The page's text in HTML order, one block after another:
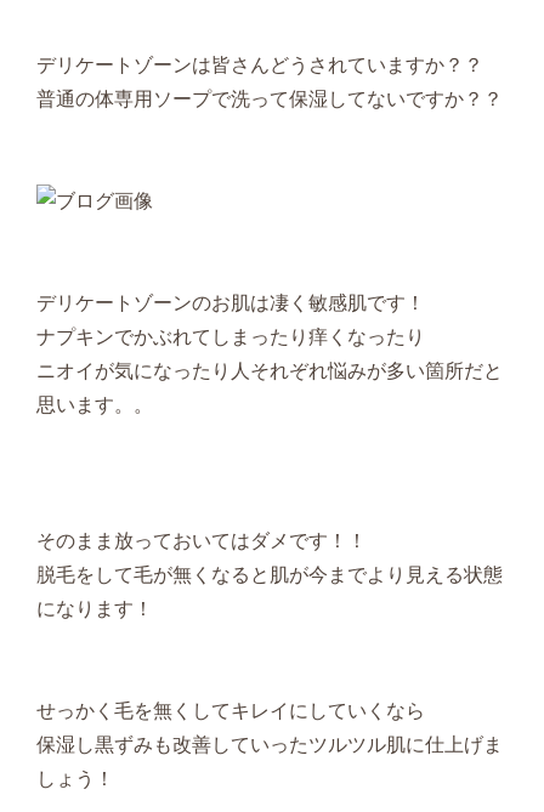
デリケートゾーンは皆さんどうされていますか？？
普通の体専用ソープで洗って保湿してないですか？？
デリケートゾーンのお肌は凄く敏感肌です！
ナプキンでかぶれてしまったり痒くなったり
ニオイが気になったり人それぞれ悩みが多い箇所だと
思います。。
そのまま放っておいてはダメです！！
脱毛をして毛が無くなると肌が今までより見える状態
になります！
せっかく毛を無くしてキレイにしていくなら
保湿し黒ずみも改善していったツルツル肌に仕上げま
しょう！